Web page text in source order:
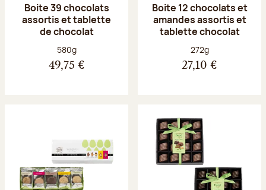
Boite 39 chocolats
assortis et tablette
de chocolat
Poids net :
580g
49,75 €
Boite 12 chocolats et
amandes assortis et
tablette chocolat
Poids net :
272g
27,10 €